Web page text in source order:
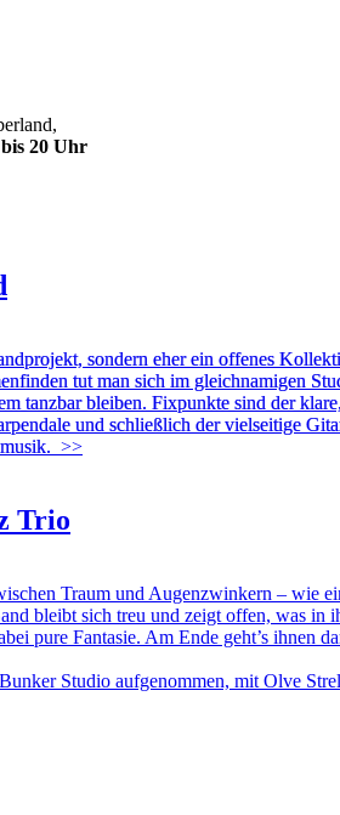
20 Uhr
sondern eher ein offenes
tut man sich im gleichnamigen
tanzbar bleiben. Fixpunkte sind der
und schließlich der vielseitige
>>
Trio
Traum und Augenzwinkern – wie
bleibt sich treu und zeigt offen, was
pure Fantasie. Am Ende geht’s
Studio aufgenommen, mit Olve